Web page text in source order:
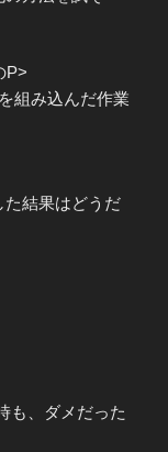
P>
組み込んだ作業
結果はどうだ
も、ダメだった